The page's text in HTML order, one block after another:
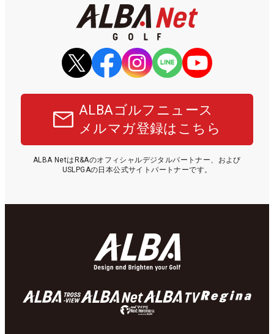
ALBAゴルフニュース
メルマガ登録はこちら
ALBA NetはR&Aのオフィシャルデジタルパートナー、および
USLPGAの日本公式サイトパートナーです。